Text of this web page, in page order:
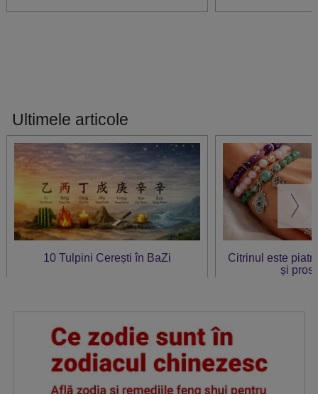
Ultimele articole
10 Tulpini Cerești în BaZi
Citrinul este
și